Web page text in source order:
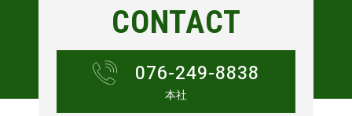
CONTACT
076-249-8838
本社